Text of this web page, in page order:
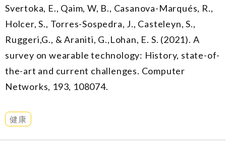
Svertoka, E., Qaim, W, B., Casanova-Marqués, R.,
Holcer, S., Torres-Sospedra, J., Casteleyn, S.,
Ruggeri,G., & Araniti, G.,Lohan, E. S. (2021). A
survey on wearable technology: History, state-of-
the-art and current challenges. Computer
Networks, 193, 108074.
健康